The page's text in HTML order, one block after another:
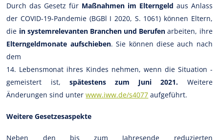
Durch das Gesetz für Maßnahmen im Elterngeld aus Anlass
der COVID-19-Pandemie (BGBl I 2020, S. 1061) können Eltern,
die in systemrelevanten Branchen und Berufen arbeiten, ihre
Elterngeldmonate aufschieben. Sie können diese auch nach
dem
14. Lebensmonat ihres Kindes nehmen, wenn die Situation ­
gemeistert ist, spätestens zum Juni 2021. Weitere
Änderungen sind unterwww.iww.de/s4077 aufgeführt.
Weitere Gesetzesaspekte
Neben den bis zum Jahresende reduzierten